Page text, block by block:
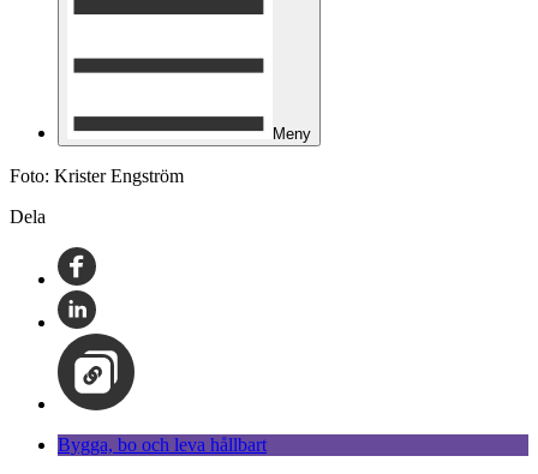
Meny
Foto: Krister Engström
Dela
Bygga, bo och leva hållbart